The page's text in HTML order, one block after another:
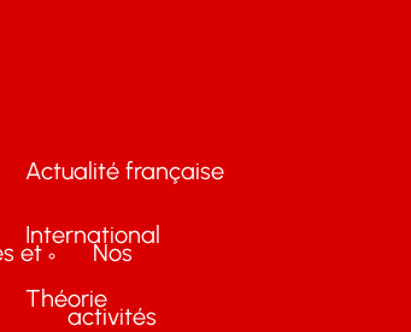
et Nos
activités
Actualité française
International
Théorie